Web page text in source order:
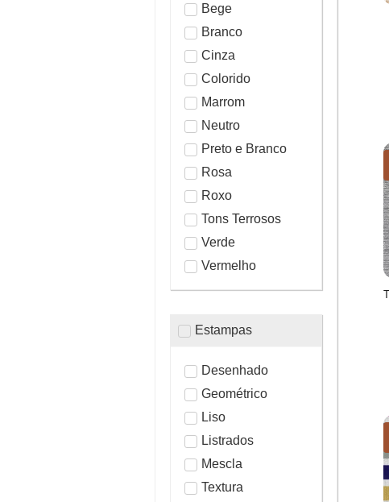
Bege
Branco
Cinza
Colorido
Marrom
Neutro
Preto e Branco
Rosa
Roxo
Tons Terrosos
Verde
Vermelho
Estampas
Desenhado
Geométrico
Liso
Listrados
Mescla
Textura